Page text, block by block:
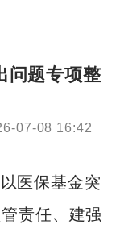
问题专项整
07-08 16:42
医保基金突
责任、建强